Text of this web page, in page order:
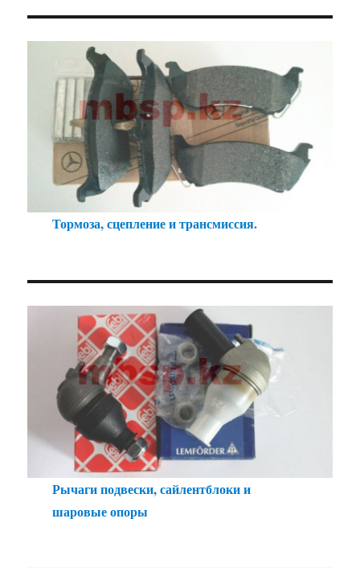
Тормоза, сцепление и трансмиссия.
Рычаги подвески, сайлентблоки и
шаровые опоры